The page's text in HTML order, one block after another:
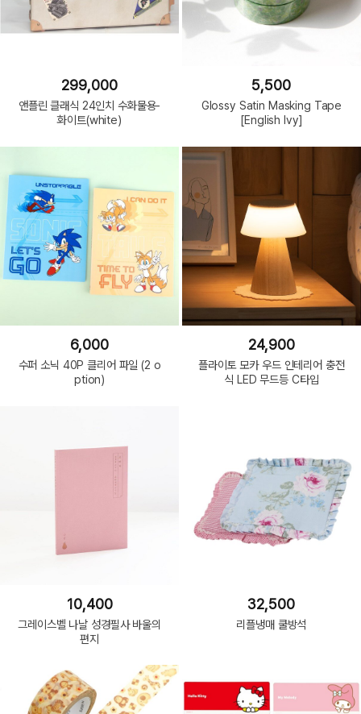
299,000
앤플린 클래식 24인치 수화물용-
화이트(white)
5,500
Glossy Satin Masking Tape
[English Ivy]
6,000
수퍼 소닉 40P 클리어 파일 (2 o
ption)
24,900
플라이토 모카 우드 인테리어 충전
식 LED 무드등 C타입
10,400
그레이스벨 나날 성경필사 바울의
편지
32,500
리플냉매 쿨방석